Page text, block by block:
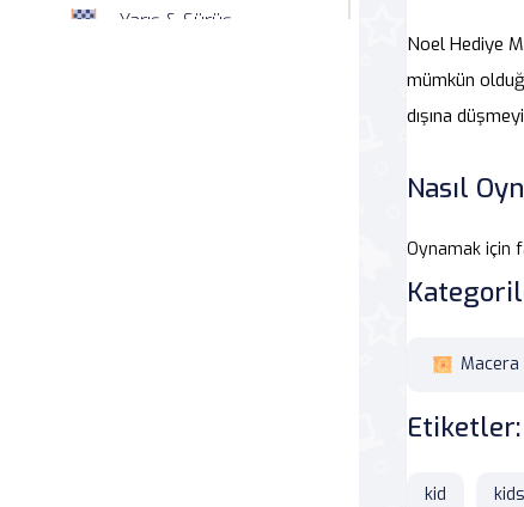
Yarış & Sürüş
Noel Hediye
mümkün
dışına
Nasıl
Oynamak için
Macera
Etiketler:
kid